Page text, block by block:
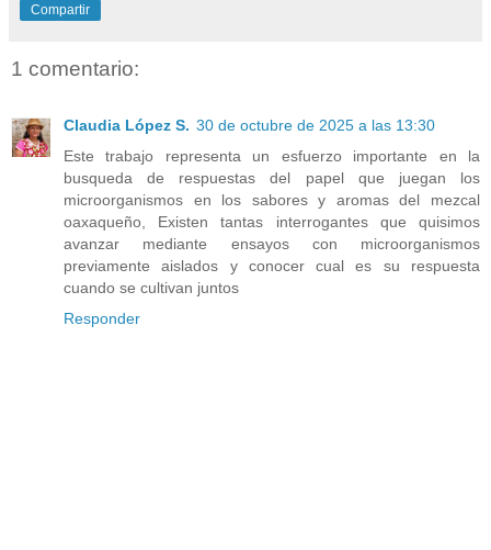
Compartir
1 comentario:
Claudia López S. 30 de octubre de 2025 a las 13:30
Este trabajo representa un esfuerzo importante en la
busqueda de respuestas del papel que juegan los
microorganismos en los sabores y aromas del mezcal
oaxaqueño, Existen tantas interrogantes que quisimos
avanzar mediante ensayos con microorganismos
previamente aislados y conocer cual es su respuesta
cuando se cultivan juntos
Responder